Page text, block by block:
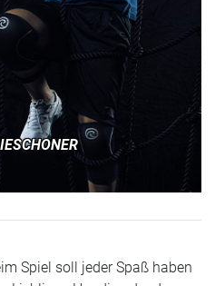
Spiel soll jeder Spaß haben